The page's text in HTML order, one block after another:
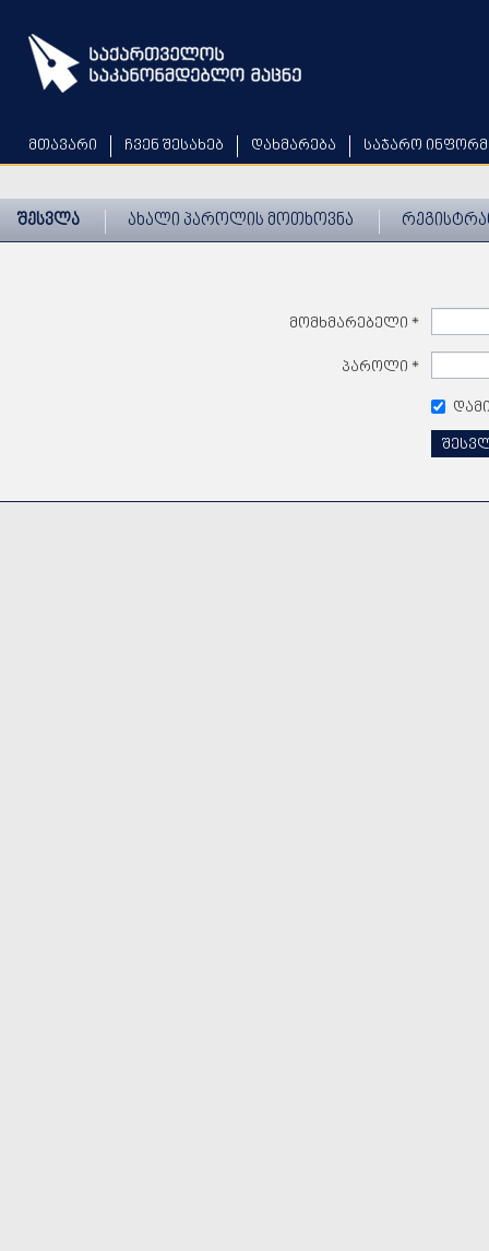
main
content
მთავარი ჩვენ შესახებ დახმარება საჯარო
შესვლა ახალი პაროლის მოთხოვნა
მომხმარებელი *
პაროლი *